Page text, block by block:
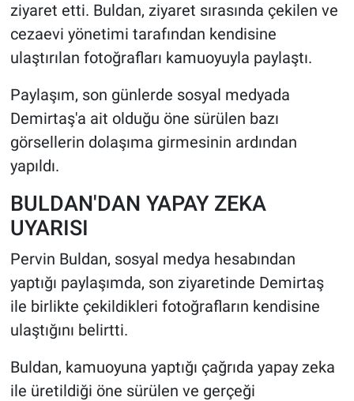
ziyaret etti. Buldan, ziyaret sırasında çekilen ve
cezaevi yönetimi tarafından kendisine
ulaştırılan fotoğrafları kamuoyuyla paylaştı.
Paylaşım, son günlerde sosyal medyada
Demirtaş'a ait olduğu öne sürülen bazı
görsellerin dolaşıma girmesinin ardından
yapıldı.
BULDAN'DAN YAPAY ZEKA
UYARISI
Pervin Buldan, sosyal medya hesabından
yaptığı paylaşımda, son ziyaretinde Demirtaş
ile birlikte çekildikleri fotoğrafların kendisine
ulaştığını belirtti.
Buldan, kamuoyuna yaptığı çağrıda yapay zeka
ile üretildiği öne sürülen ve gerçeği
POLİTİKA
MAGAZİN
Bilim, Teknoloji